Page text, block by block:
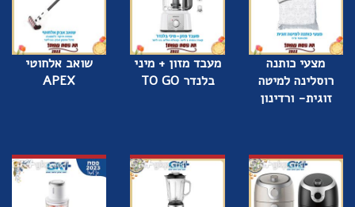
מצעי כותנה
רוסלינה למיטה
זוגית- ורדינון
מעבד מזון + מיני
בלנדר TO GO
שואב אלחוטי
APEX